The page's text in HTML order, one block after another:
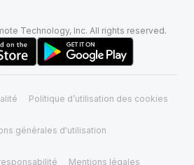
Technology, Inc. All rights reserved.
Politique d’utilisation des cookies
générales d'utilisation
Mentions légales